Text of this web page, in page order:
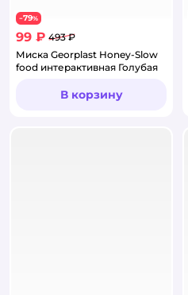
−79%
99 ₽ 493 ₽
Миска Georplast Honey-Slow
food интерактивная Голубая
В корзину